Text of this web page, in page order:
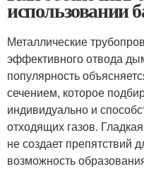
использовании
Металлические
эффективного отвода
популярность
сечением, которое
индивидуально и
отходящих газов.
не создает препятствий
возможность